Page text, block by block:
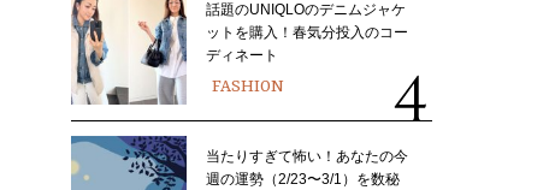
話題のUNIQLOのデニムジャケ
ットを購入！春気分投入のコー
ディネート
FASHION
当たりすぎて怖い！あなたの今
週の運勢（2/23〜3/1）を数秘